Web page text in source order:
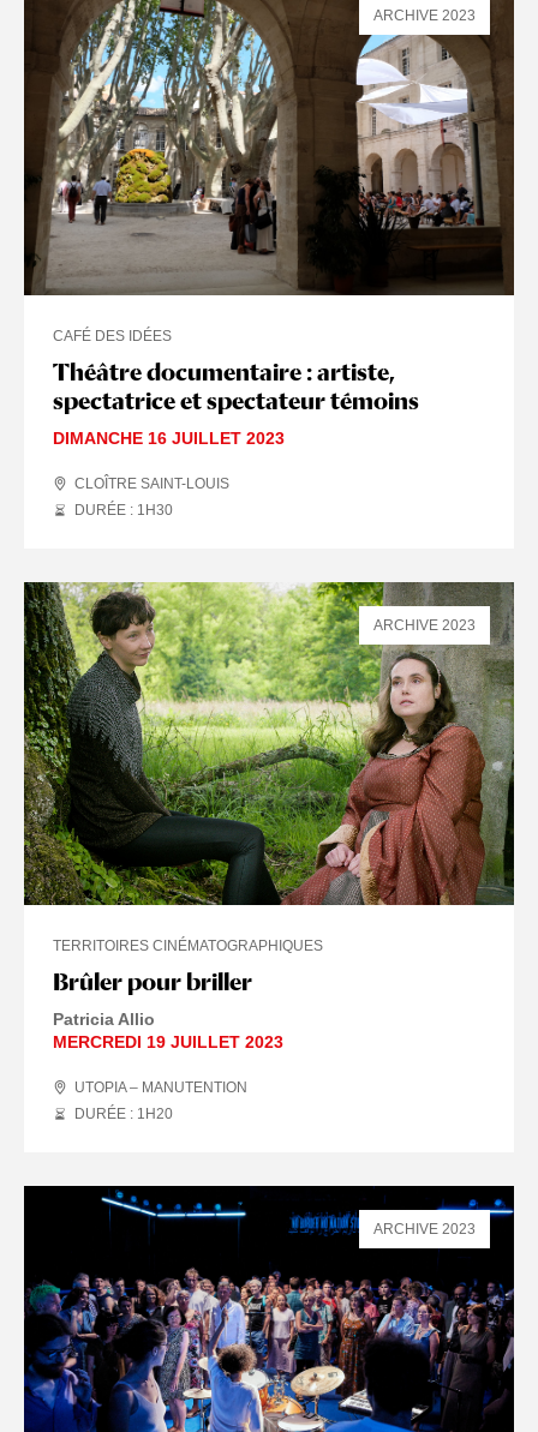
Théâtre documentaire : artiste,
spectatrice et spectateur témoins
CAFÉ DES IDÉES
DIMANCHE 16 JUILLET 2023
CLOÎTRE SAINT-LOUIS
DURÉE : 1 H30
ARCHIVE 2023
Brûler pour briller
TERRITOIRES CINÉMATOGRAPHIQUES
Patricia Allio
MERCREDI 19 JUILLET 2023
UTOPIA – MANUTENTION
DURÉE : 1 H20
ARCHIVE 2023
ARCHIVE 2023